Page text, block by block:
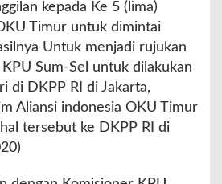
kepada Ke 5 (lima)
Timur untuk dimintai
Untuk menjadi rujukan
Sum-Sel untuk dilakukan
di DKPP RI di Jakarta,
Aliansi indonesia OKU Timur
tersebut ke DKPP RI di